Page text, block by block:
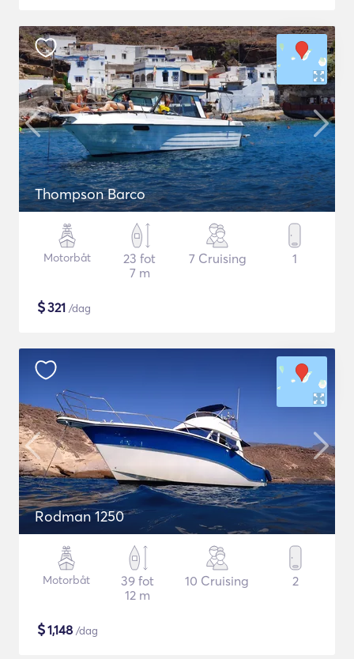
Thompson Barco
Motorbåt
23 fot
7 m
7 Cruising 1
$321 /dag
Rodman 1250
Motorbåt
39 fot
12 m
10 Cruising 2
$1,148 /dag